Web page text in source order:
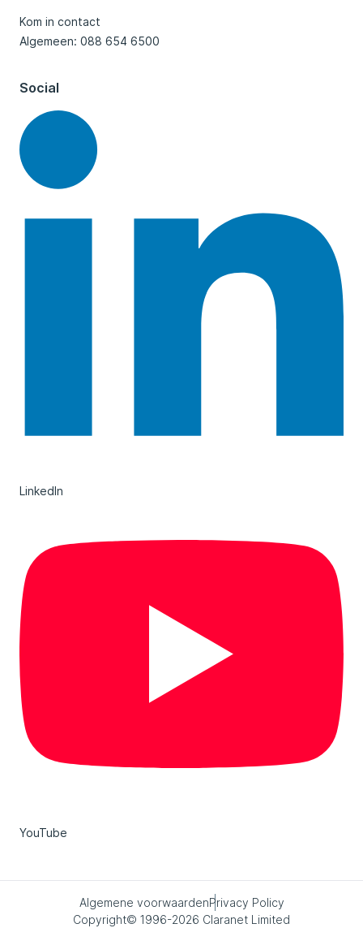
Kom in contact
Algemeen: 088 654 6500
Social
LinkedIn
YouTube
Algemene voorwaardenPrivacy Policy
Copyright© 1996-2026 Claranet Limited